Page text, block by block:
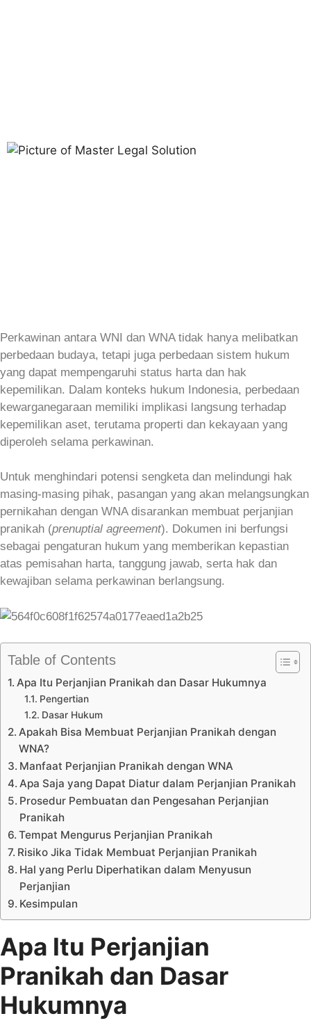
Perkawinan antara WNI dan WNA tidak hanya melibatkan
perbedaan budaya, tetapi juga perbedaan sistem hukum
yang dapat mempengaruhi status harta dan hak
kepemilikan. Dalam konteks hukum Indonesia, perbedaan
kewarganegaraan memiliki implikasi langsung terhadap
kepemilikan aset, terutama properti dan kekayaan yang
diperoleh selama perkawinan.
Untuk menghindari potensi sengketa dan melindungi hak
masing-masing pihak, pasangan yang akan melangsungkan
pernikahan dengan WNA disarankan membuat perjanjian
pranikah (prenuptial agreement). Dokumen ini berfungsi
sebagai pengaturan hukum yang memberikan kepastian
atas pemisahan harta, tanggung jawab, serta hak dan
kewajiban selama perkawinan berlangsung.
Table of Contents
Apa Itu Perjanjian Pranikah dan Dasar Hukumnya
Pengertian
Dasar Hukum
Apakah Bisa Membuat Perjanjian Pranikah dengan
WNA?
Manfaat Perjanjian Pranikah dengan WNA
Apa Saja yang Dapat Diatur dalam Perjanjian Pranikah
Prosedur Pembuatan dan Pengesahan Perjanjian
Pranikah
Tempat Mengurus Perjanjian Pranikah
Risiko Jika Tidak Membuat Perjanjian Pranikah
Hal yang Perlu Diperhatikan dalam Menyusun
Perjanjian
Kesimpulan
Apa Itu Perjanjian
Pranikah dan Dasar
Hukumnya